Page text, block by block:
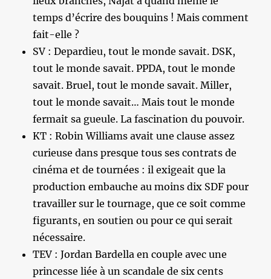
temps d’écrire des bouquins ! Mais comment
fait-elle ?
SV : Depardieu, tout le monde savait. DSK,
tout le monde savait. PPDA, tout le monde
savait. Bruel, tout le monde savait. Miller,
tout le monde savait… Mais tout le monde
fermait sa gueule. La fascination du pouvoir.
KT : Robin Williams avait une clause assez
curieuse dans presque tous ses contrats de
cinéma et de tournées : il exigeait que la
production embauche au moins dix SDF pour
travailler sur le tournage, que ce soit comme
figurants, en soutien ou pour ce qui serait
nécessaire.
TEV : Jordan Bardella en couple avec une
princesse liée à un scandale de six cents